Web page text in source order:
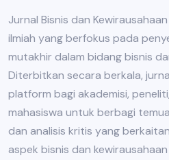
Jurnal Bisnis dan
ilmiah yang berfokus pada
mutakhir dalam bidang bisnis
Diterbitkan secara berkala,
platform bagi akademisi,
mahasiswa untuk berbagi
dan analisis kritis yang
aspek bisnis dan